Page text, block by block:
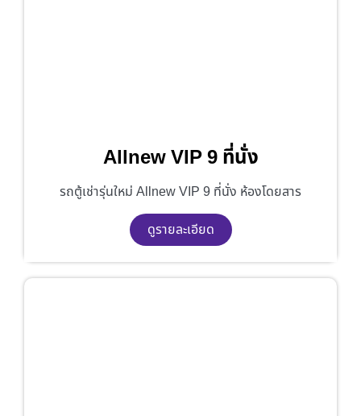
Allnew VIP 9 ที่นั่ง
รถตู้เช่ารุ่นใหม่ Allnew VIP 9 ที่นั่ง ห้องโดยสาร
ดูรายละเอียด